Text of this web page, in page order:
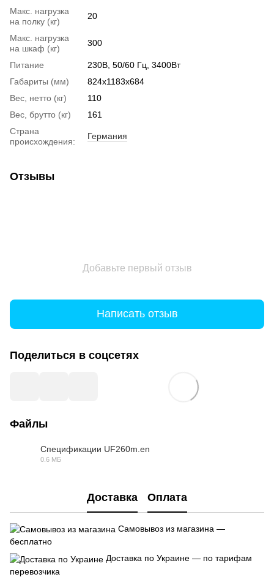
Макс. нагрузка
на полку (кг)
20
Макс. нагрузка
на шкаф (кг)
300
Питание
230В, 50/60 Гц, 3400Вт
Габариты (мм)
824х1183х684
Вес, нетто (кг)
110
Вес, брутто (кг)
161
Страна
происхождения:
Германия
Отзывы
Добавьте первый отзыв
Написать отзыв
Поделиться в соцсетях
Файлы
Спецификации UF260m.en
0.6 МБ
Доставка Оплата
Самовывоз из магазина —
бесплатно
Доставка по Украине — по тарифам
перевозчика